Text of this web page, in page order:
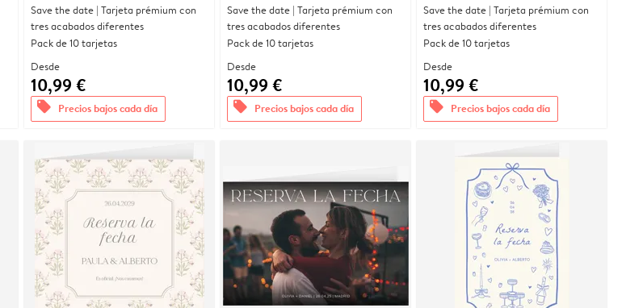
Save the date | Tarjeta prémium con
tres acabados diferentes
Pack de 10 tarjetas
Desde
10,99 €
offers Precios bajos cada día
Save the date | Tarjeta prémium con
tres acabados diferentes
Pack de 10 tarjetas
Desde
10,99 €
offers Precios bajos cada día
Save the date | Tarjeta prémium con
tres acabados diferentes
Pack de 10 tarjetas
Desde
10,99 €
offers Precios bajos cada día